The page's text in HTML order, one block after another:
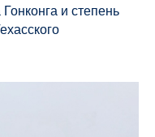
и степень